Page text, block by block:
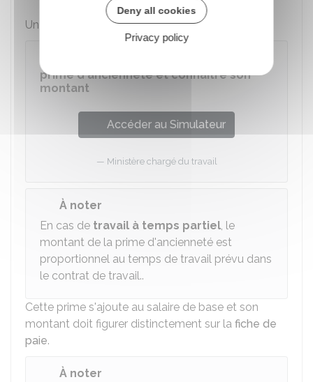
Un simulateur est disponible :
prime d'ancienneté et connaître son
montant
Accéder au Simulateur
Ministère chargé du travail
À noter
En cas de travail à temps partiel, le
montant de la prime d'ancienneté est
proportionnel au temps de travail prévu dans
le contrat de travail..
Cette prime s'ajoute au salaire de base et son
montant doit figurer distinctement sur la fiche de
paie.
À noter
Deny all cookies
Privacy policy